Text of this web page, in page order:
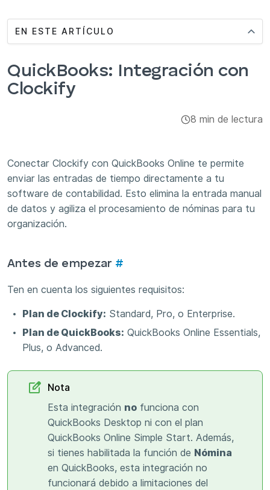
Integraciones y complementos
Proyectos
Administración
Aplicaciones
EN ESTE ARTÍCULO
QuickBooks: Integración con
Clockify
8 min de lectura
Conectar Clockify con QuickBooks Online te permite
enviar las entradas de tiempo directamente a tu
software de contabilidad. Esto elimina la entrada manual
de datos y agiliza el procesamiento de nóminas para tu
organización.
Antes de empezar #
Ten en cuenta los siguientes requisitos:
Plan de Clockify: Standard, Pro, o Enterprise.
Plan de QuickBooks: QuickBooks Online Essentials,
Plus, o Advanced.
Nota
Esta integración no funciona con
QuickBooks Desktop ni con el plan
QuickBooks Online Simple Start. Además,
si tienes habilitada la función de Nómina
en QuickBooks, esta integración no
funcionará debido a limitaciones del